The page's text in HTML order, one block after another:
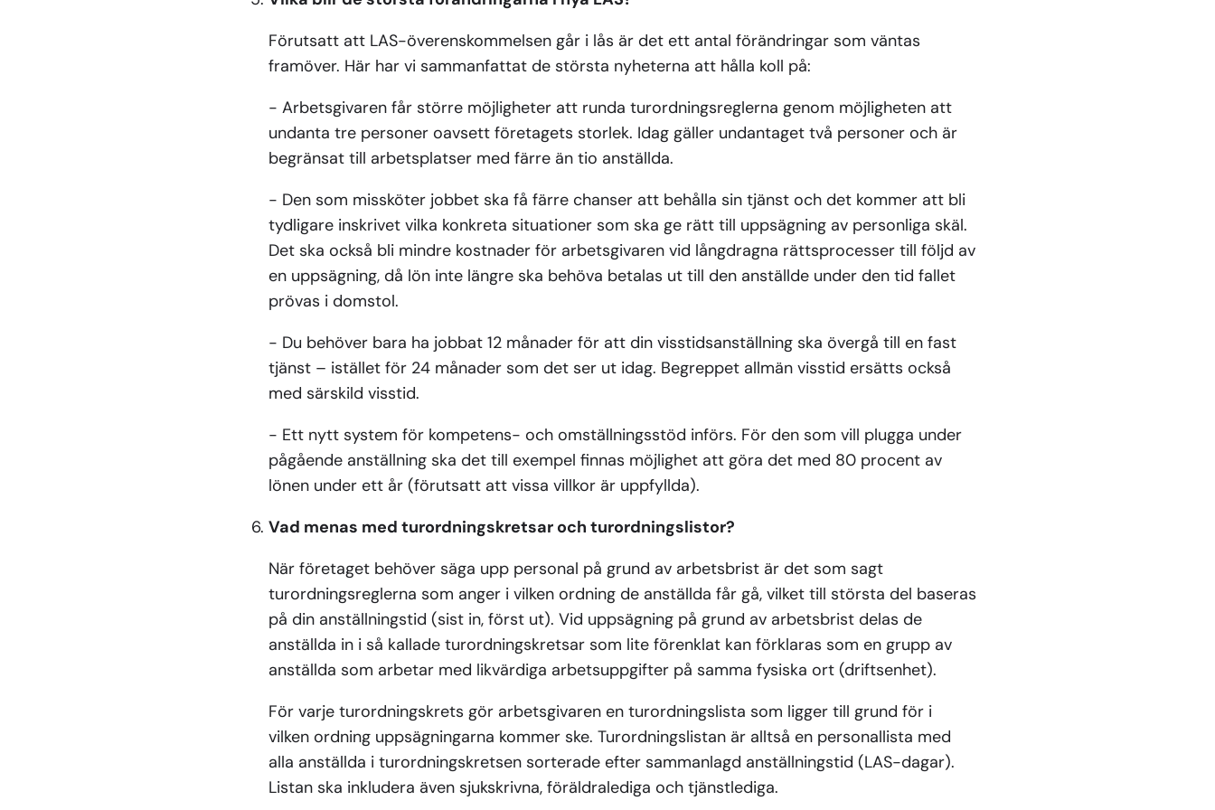
Förutsatt att LAS-överenskommelsen går i lås är det ett antal förändringar som väntas
framöver. Här har vi sammanfattat de största nyheterna att hålla koll på:
- Arbetsgivaren får större möjligheter att runda turordningsreglerna genom möjligheten att
undanta tre personer oavsett företagets storlek. Idag gäller undantaget två personer och är
begränsat till arbetsplatser med färre än tio anställda.
- Den som missköter jobbet ska få färre chanser att behålla sin tjänst och det kommer att bli
tydligare inskrivet vilka konkreta situationer som ska ge rätt till uppsägning av personliga skäl.
Det ska också bli mindre kostnader för arbetsgivaren vid långdragna rättsprocesser till följd av
en uppsägning, då lön inte längre ska behöva betalas ut till den anställde under den tid fallet
prövas i domstol.
- Du behöver bara ha jobbat 12 månader för att din visstidsanställning ska övergå till en fast
tjänst – istället för 24 månader som det ser ut idag. Begreppet allmän visstid ersätts också
med särskild visstid.
- Ett nytt system för kompetens- och omställningsstöd införs. För den som vill plugga under
pågående anställning ska det till exempel finnas möjlighet att göra det med 80 procent av
lönen under ett år (förutsatt att vissa villkor är uppfyllda).
Vad menas med turordningskretsar och turordningslistor?
När företaget behöver säga upp personal på grund av arbetsbrist är det som sagt
turordningsreglerna som anger i vilken ordning de anställda får gå, vilket till största del baseras
på din anställningstid (sist in, först ut). Vid uppsägning på grund av arbetsbrist delas de
anställda in i så kallade turordningskretsar som lite förenklat kan förklaras som en grupp av
anställda som arbetar med likvärdiga arbetsuppgifter på samma fysiska ort (driftsenhet).
För varje turordningskrets gör arbetsgivaren en turordningslista som ligger till grund för i
vilken ordning uppsägningarna kommer ske. Turordningslistan är alltså en personallista med
alla anställda i turordningskretsen sorterade efter sammanlagd anställningstid (LAS-dagar).
Listan ska inkludera även sjukskrivna, föräldralediga och tjänstlediga.